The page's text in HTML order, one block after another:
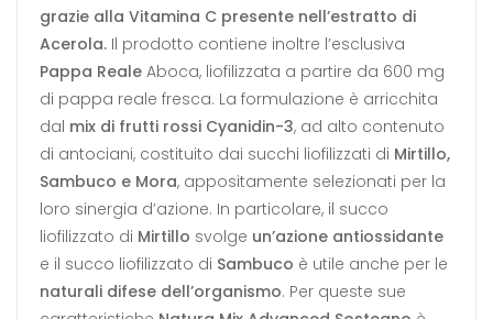
grazie alla Vitamina C presente nell’estratto di
Acerola. Il prodotto contiene inoltre l’esclusiva
Pappa Reale Aboca, liofilizzata a partire da 600 mg
di pappa reale fresca. La formulazione è arricchita
dal mix di frutti rossi Cyanidin-3, ad alto contenuto
di antociani, costituito dai succhi liofilizzati di Mirtillo,
Sambuco e Mora, appositamente selezionati per la
loro sinergia d’azione. In particolare, il succo
liofilizzato di Mirtillo svolge un’azione antiossidante
e il succo liofilizzato di Sambuco è utile anche per le
naturali difese dell’organismo. Per queste sue